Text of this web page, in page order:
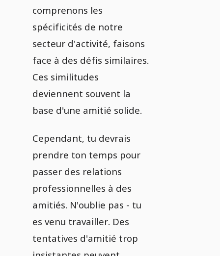
comprenons les
spécificités de notre
secteur d'activité, faisons
face à des défis similaires.
Ces similitudes
deviennent souvent la
base d'une amitié solide.
Cependant, tu devrais
prendre ton temps pour
passer des relations
professionnelles à des
amitiés. N'oublie pas - tu
es venu travailler. Des
tentatives d'amitié trop